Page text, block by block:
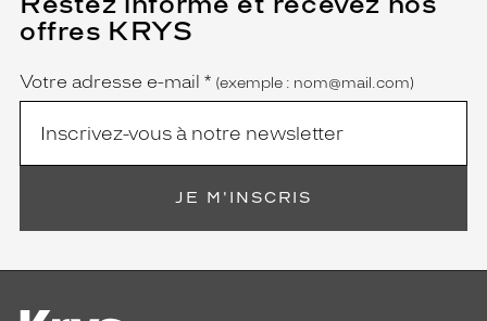
offres KRYS
Name
Votre adresse e-mail *
champ
est
obligatoire)
(exemple : nom@mail.com)
JE M'INSCRIS